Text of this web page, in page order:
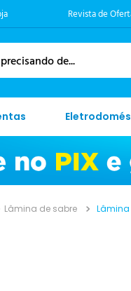
Revista de
de...
Lâmina de sabre Lâmina